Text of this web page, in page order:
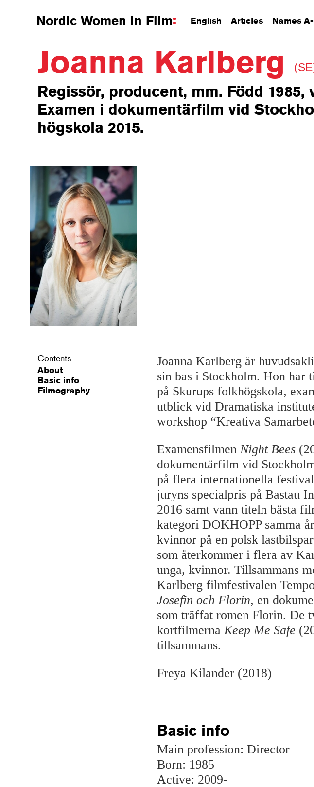
Nordic Women in Film English Articles Names
Joanna Karlberg
Regissör, producent, mm. Född 1985,
Examen i dokumentärfilm vid
högskola 2015.
Contents
About
Basic info
Filmography
Joanna Karlberg är
sin bas i Stockholm. Hon har
på Skurups folkhögskola,
utblick vid Dramatiska
workshop “Kreativa
Examensfilmen Night Bees
dokumentärfilm vid
på flera internationella
juryns specialpris på Bastau
2016 samt vann titeln bästa
kategori DOKHOPP samma
kvinnor på en polsk
som återkommer i flera av
unga, kvinnor. Tillsammans
Karlberg filmfestivalen
Josefin och Florin, en
som träffat romen Florin. De
kortfilmernaKeep Me Safe
tillsammans.
Freya Kilander (2018)
Basic info
Main profession: Director
Born: 1985
Active: 2009-